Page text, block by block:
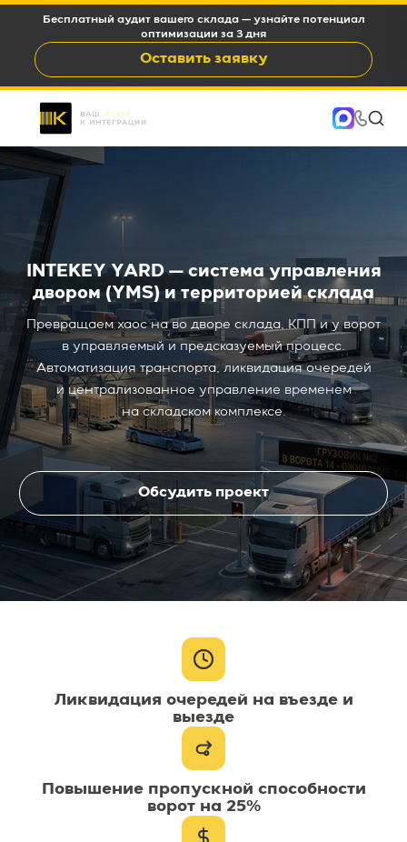
— узнайте потенциал
WMS c окупаемостью 6-12
Оставить
INTEKEY YARD — система управления
двором (YMS) и территорией склада
Превращаем хаос на во дворе склада, КПП и у ворот
в управляемый и предсказуемый процесс.
Автоматизация транспорта, ликвидация очередей
и централизованное управление временем
на складском комплексе.
Обсудить проект
Ликвидация очередей на въезде и
выезде
Повышение пропускной способности
ворот на 25%